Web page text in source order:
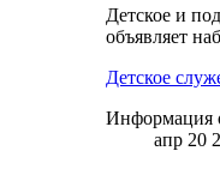
Детское и
объявляет
Детское
Информация
апр 20